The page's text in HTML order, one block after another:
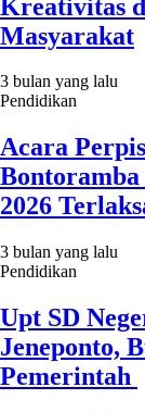
Kreativitas
Masyarakat
3 bulan yang lalu
Pendidikan
Acara
2026
3 bulan yang lalu
Pendidikan
Upt SD
Jeneponto,
Pemerintah